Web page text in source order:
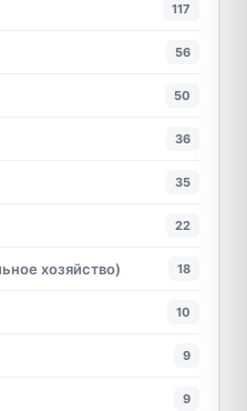
117
56
50
36
35
22
хозяйство) 18
10
9
9